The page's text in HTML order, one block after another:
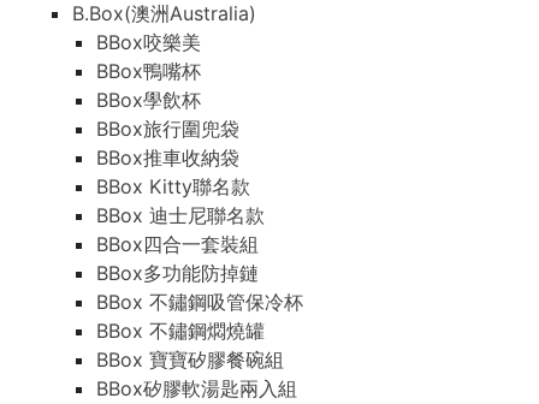
B.Box(澳洲Australia)
BBox咬樂美
BBox鴨嘴杯
BBox學飲杯
BBox旅行圍兜袋
BBox推車收納袋
BBox Kitty聯名款
BBox 迪士尼聯名款
BBox四合一套裝組
BBox多功能防掉鏈
BBox 不鏽鋼吸管保冷杯
BBox 不鏽鋼燜燒罐
BBox 寶寶矽膠餐碗組
BBox矽膠軟湯匙兩入組